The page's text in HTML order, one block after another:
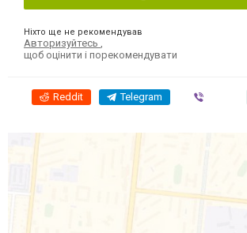
Ніхто ще не рекомендував
Авторизуйтесь
щоб оцінити і порекомендувати
Reddit Telegram